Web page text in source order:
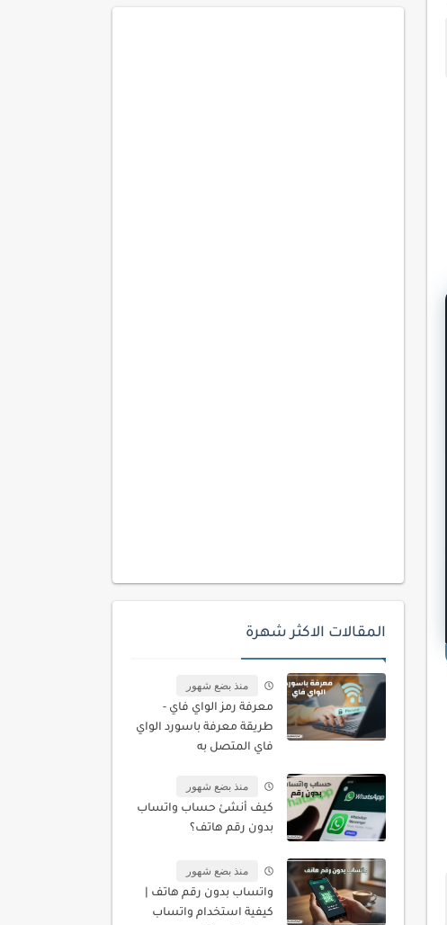
المقالات الاكثر شهرة
منذ بضع شهور
معرفة رمز الواي فاي -
طريقة معرفة باسورد الواي
فاي المتصل به
منذ بضع شهور
كيف أنشئ حساب واتساب
بدون رقم هاتف؟
منذ بضع شهور
واتساب بدون رقم هاتف |
كيفية استخدام واتساب